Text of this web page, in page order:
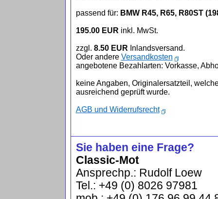
passend für: BMW R45, R65, R80ST
195.00 EUR inkl. MwSt.
zzgl. 8.50 EUR Inlandsversand.
Oder andere Versandkosten
angebotene Bezahlarten: Vorkasse,
keine Angaben, Originalersatzteil,
ausreichend geprüft wurde.
AGB und Widerrufsrecht
Sie haben eine Frage?
Classic-Mot
Ansprechp.: Rudolf Loew
Tel.: +49 (0) 8026 97981